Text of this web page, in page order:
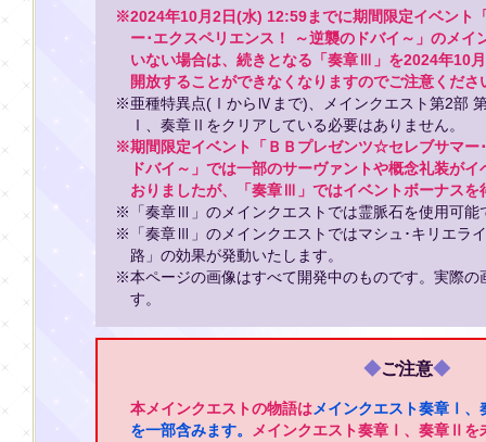
※2024年10月2日(水) 12:59までに期間限定イベント
ー･エクスペリエンス！ ～逆襲のドバイ～」のメイ
いない場合は、続きとなる「奏章Ⅲ」を2024年10
開放することができなくなりますのでご注意くださ
※亜種特異点(ⅠからⅣまで)、メインクエスト第2部
Ⅰ、奏章Ⅱをクリアしている必要はありません。
※期間限定イベント「ＢＢプレゼンツ☆セレブサマー
ドバイ～」では一部のサーヴァントや概念礼装が
おりましたが、「奏章Ⅲ」ではイベントボーナスを
※「奏章Ⅲ」のメインクエストでは霊脈石を使用可能
※「奏章Ⅲ」のメインクエストではマシュ･キリエラ
路」の効果が発動いたします。
※本ページの画像はすべて開発中のものです。実際の
す。
◆ご注意◆
本メインクエストの物語はメインクエスト奏章Ⅰ、
を一部含みます。 メインクエスト奏章Ⅰ、奏章Ⅱを